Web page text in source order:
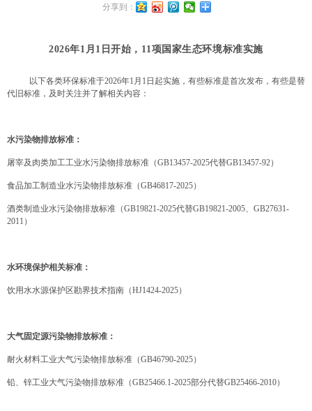
分享到：
2026年1月1日开始， 11项国家生态环境标准实施
以下各类环保标准于2026年1月1日起实施，有些标准是首次发布，有些是替
代旧标准，及时关注并了解相关内容：
水污染物排放标准：
屠宰及肉类加工工业水污染物排放标准（GB13457-2025代替GB13457-92）
食品加工制造业水污染物排放标准（GB46817-2025）
酒类制造业水污染物排放标准（GB19821-2025代替GB19821-2005、GB27631-
2011）
水环境保护相关标准：
饮用水水源保护区勘界技术指南（HJ1424-2025）
大气固定源污染物排放标准：
耐火材料工业大气污染物排放标准（GB46790-2025）
铅、锌工业大气污染物排放标准（GB25466.1-2025部分代替GB25466-2010）